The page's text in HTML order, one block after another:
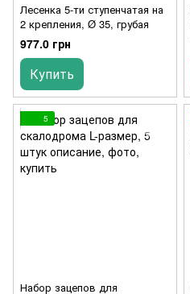
Лесенка 5-ти ступенчатая на
2 крепления, Ø 35, грубая
977.0 грн
Купить
5
Набор зацепов для